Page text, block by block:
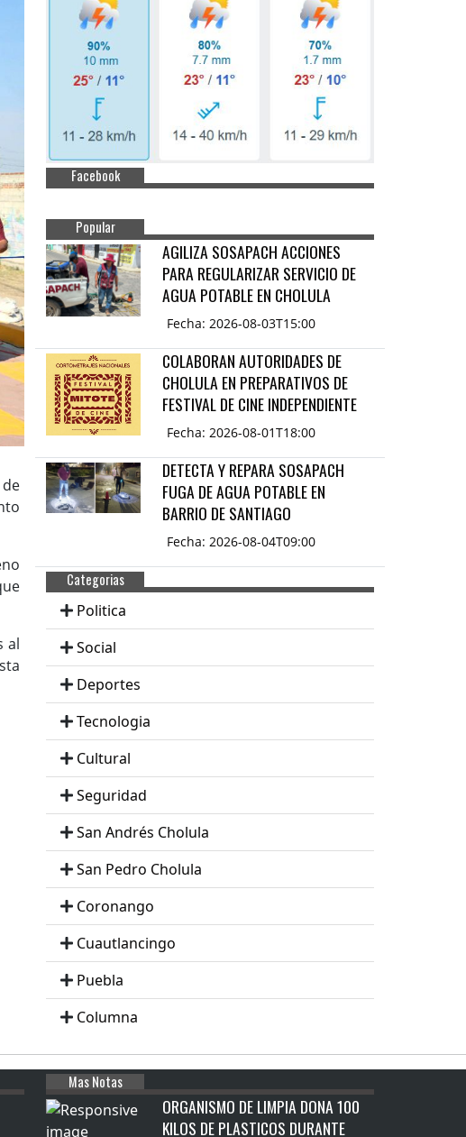
al
Facebook
Popular
AGILIZA SOSAPACH ACCIONES
PARA REGULARIZAR SERVICIO DE
AGUA POTABLE EN CHOLULA
Fecha: 2026-08-03T15:00
COLABORAN AUTORIDADES DE
CHOLULA EN PREPARATIVOS DE
FESTIVAL DE CINE INDEPENDIENTE
Fecha: 2026-08-01T18:00
DETECTA Y REPARA SOSAPACH
FUGA DE AGUA POTABLE EN
BARRIO DE SANTIAGO
Fecha: 2026-08-04T09:00
Categorias
Politica
Social
Deportes
Tecnologia
Cultural
Seguridad
San Andrés Cholula
San Pedro Cholula
Coronango
Cuautlancingo
Puebla
Columna
Mas Notas
ORGANISMO DE LIMPIA DONA 100
KILOS DE PLASTICOS DURANTE